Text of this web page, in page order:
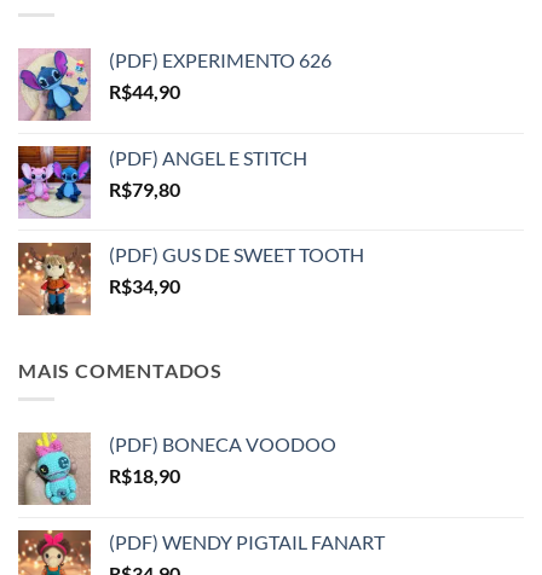
(PDF) EXPERIMENTO 626
R$44,90
(PDF) ANGEL E STITCH
R$79,80
(PDF) GUS DE SWEET TOOTH
R$34,90
MAIS COMENTADOS
(PDF) BONECA VOODOO
R$18,90
(PDF) WENDY PIGTAIL FANART